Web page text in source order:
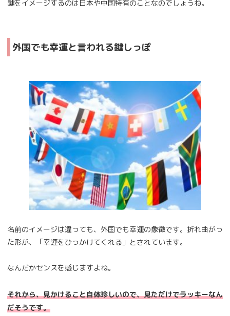
鍵をイメージするのは日本や中国特有のことなのでしょうね。
外国でも幸運と言われる鍵しっぽ
名前のイメージは違っても、外国でも幸運の象徴です。折れ曲がっ
た形が、「幸運をひっかけてくれる」とされています。
なんだかセンスを感じますよね。
それから、見かけること自体珍しいので、見ただけでラッキーなん
だそうです。